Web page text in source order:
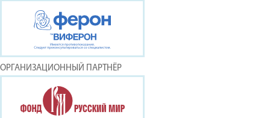
ОРГАНИЗАЦИОННЫЙ ПАРТНЁР